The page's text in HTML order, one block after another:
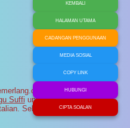
Suffi untuk membantu murid
Selamat maju jaya!
KEMBALI
HALAMAN UTAMA
CADANGAN PENGGUNAAN
MEDIA SOSIAL
COPY LINK
HUBUNGI
CIPTA SOALAN